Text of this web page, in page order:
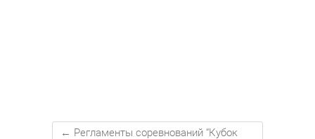
← Регламенты соревнований “Кубок